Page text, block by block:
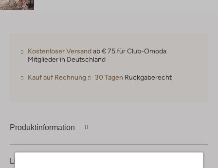
Kostenloser Versandab € 75 für Club-Omoda
Mitglieder in Deutschland
Kauf auf Rechnung 30 Tagen Rückgaberecht
Produktinformation
Lieferung & Rückgabe